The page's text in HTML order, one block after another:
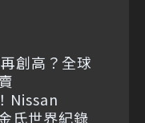
創高？全球
Nissan
氏世界紀錄